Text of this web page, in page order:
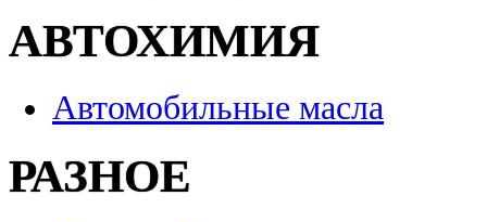
АВТОХИМИЯ
Автомобильные масла
РАЗНОЕ